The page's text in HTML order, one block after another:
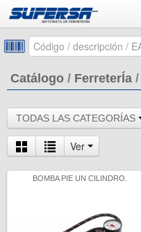
Catálogo / FerreterÍa /
TODAS LAS CATEGORÍAS
Ver
BOMBA PIE UN CILINDRO.